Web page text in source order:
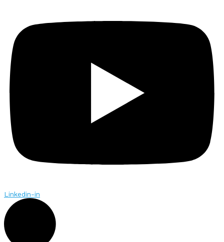
Linkedin-in